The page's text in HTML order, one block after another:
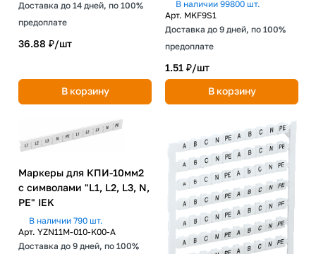
Доставка до 14 дней, по 100%
предоплате
36.88 ₽/шт
В корзину
В наличии 99800 шт.
Арт. MKF9S1
Доставка до 9 дней, по 100%
предоплате
1.51 ₽/шт
В корзину
Маркеры для КПИ-10мм2
с символами "L1, L2, L3, N,
PE" IEK
В наличии 790 шт.
Арт. YZN11M-010-K00-A
Доставка до 9 дней, по 100%